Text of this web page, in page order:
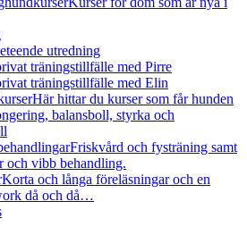
utredning
träningstillfälle med Pirre
träningstillfälle med Elin
Här hittar du kurser som får hunden
balansboll, styrka och
Friskvård och fysträning samt
och vibb behandling.
Korta och långa föreläsningar och en
då och då…